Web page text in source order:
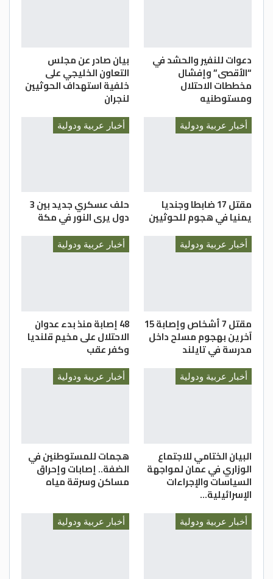
دعوات للنفير والحشد في
“الأقصى” وإفشال
مخططات الاحتلال
ومستوطنيه
بيان صادر عن مجلس
التعاون الخليجي على
خلفية استهداف الحوثيين
لنجران
أخبار عربية ودولية
مقتل 17 ضابطا وجنديا
يمنيا في هجوم للحوثيين
أخبار عربية ودولية
حلف عسكري جديد بين 3
دول يرى النور في مكة
أخبار عربية ودولية
مقتل 7 أشخاص وإصابة 15
آخرين بهجوم مسلح داخل
مدرسة في تايلند
أخبار عربية ودولية
48 إصابة منذ بدء عدوان
الاحتلال على مخيم قلنديا
وكفر عقب
أخبار عربية ودولية
البيان الختامي للاجتماع
الوزاري في عمان لمواجهة
السياسات والإجراءات
الإسرائيلية…
أخبار عربية ودولية
هجمات للمستوطنين في
الضفة.. إصابات وإحراق
مساكن وسرقة مياه
أخبار عربية ودولية أخبار عربية ودولية